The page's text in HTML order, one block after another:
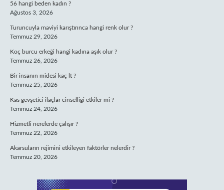
56 hangi beden kadın ?
Ağustos 3, 2026
Turuncuyla maviyi karıştırınca hangi renk olur ?
Temmuz 29, 2026
Koç burcu erkeği hangi kadına aşık olur ?
Temmuz 26, 2026
Bir insanın midesi kaç lt ?
Temmuz 25, 2026
Kas gevşetici ilaçlar cinselliği etkiler mi ?
Temmuz 24, 2026
Hizmetli nerelerde çalışır ?
Temmuz 22, 2026
Akarsuların rejimini etkileyen faktörler nelerdir ?
Temmuz 20, 2026